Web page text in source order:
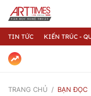
TIN TỨC KIẾN TRÚC -
TRANG CHỦ BẠN ĐỌC